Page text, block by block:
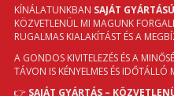
KÍNÁLATUNKBAN SAJÁT
KÖZVETLENÜL MI MAGUNK
RUGALMAS KIALAKÍTÁST ÉS A
A GONDOS KIVITELEZÉS ÉS A
TÁVON IS KÉNYELMES ÉS IDŐTÁLLÓ
👉 SAJÁT GYÁRTÁS –